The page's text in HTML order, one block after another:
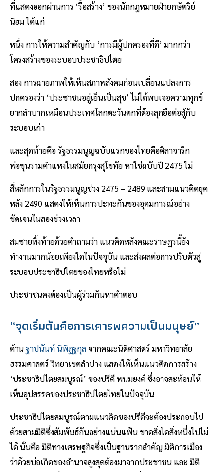
ที่แสดงออกผ่านการ ‘รื้อสร้าง’ ของนักกฎหมายฝ่ายกษัตริย์
นิยม ได้แก่
หนึ่ง การให้ความสำคัญกับ ‘การมีผู้ปกครองที่ดี’ มากกว่า
โครงสร้างของระบอบประชาธิปไตย
สอง การฉายภาพให้เห็นสภาพสังคมก่อนเปลี่ยนแปลงการ
ปกครองว่า ‘ประชาชนอยู่เย็นเป็นสุข’ ไม่ได้พบเจอความทุกข์
ยากลำบากเหมือนประเทศโลกตะวันตกที่ต้องลุกฮือต่อสู้กับ
ระบอบเก่า
และสุดท้ายคือ รัฐธรรมนูญฉบับแรกของไทยคือศิลาจารึก
พ่อขุนรามคำแหงในสมัยกรุงสุโขทัย หาใช่ฉบับปี 2475 ไม่
สี่หลักการในรัฐธรรมนูญช่วง 2475 – 2489 และสามแนวคิดยุค
หลัง 2490 แสดงให้เห็นการปะทะกันของอุดมการณ์อย่าง
ชัดเจนในสองช่วงเวลา
สมชายทิ้งท้ายด้วยคำถามว่า แนวคิดหลังคณะราษฎรนี้ยัง
ทำงานมากน้อยเพียงใดในปัจจุบัน และส่งผลต่อการปรับตัวสู่
ระบอบประชาธิปไตยของไทยหรือไม่
ประชาชนคงต้องเป็นผู้ร่วมกันหาคำตอบ
“จุดเริ่มต้นคือการเคารพความเป็นมนุษย์”
ด้านฐาปนันท์ นิพิฏฐกุล จากคณะนิติศาสตร์ มหาวิทยาลัย
ธรรมศาสตร์ วิทยาเขตลำปาง แสดงให้เห็นแนวคิดการสร้าง
‘ประชาธิปไตยสมบูรณ์’ ของปรีดี พนมยงค์ ซึ่งอาจสะท้อนให้
เห็นอุปสรรคของประชาธิปไตยไทยในปัจจุบัน
ประชาธิปไตยสมบูรณ์ตามแนวคิดของปรีดีจะต้องประกอบไป
ด้วยสามมิติซึ่งสัมพันธ์กันอย่างแน่นแฟ้น ขาดสิ่งใดสิ่งหนึ่งไปไม่
ได้ นั่นคือ มิติทางเศรษฐกิจซึ่งเป็นฐานรากสำคัญ มิติการเมือง
ว่าด้วยบ่อเกิดของอำนาจสูงสุดต้องมาจากประชาชน และ มิติ